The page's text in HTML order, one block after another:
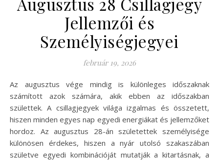
Jellemzői és
Személyiségjegyei
február 19, 2026
Az augusztus vége mindig is különleges időszaknak
számított azok számára, akik ebben az időszakban
születtek. A csillagjegyek világa izgalmas és összetett,
hiszen minden egyes nap egyedi energiákat és jellemzőket
hordoz. Az augusztus 28-án születettek személyisége
különösen érdekes, hiszen a nyár utolsó szakaszában
születve egyedi kombinációját mutatják a kitartásnak, a